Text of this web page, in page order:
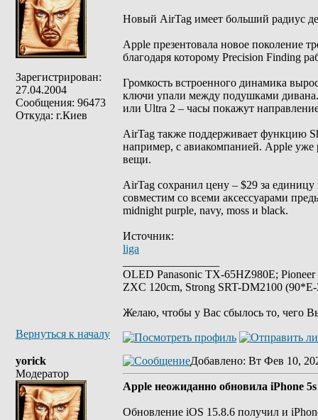
Зарегистрирован:
27.04.2004
Сообщения: 96473
Откуда: г.Киев
Новый AirTag имеет больший радиус
Apple презентовала новое поколение
благодаря которому Precision Finding
Громкость встроенного динамика
ключи упали между подушками дивана.
или Ultra 2 – часы покажут
AirTag также поддерживает функцию
например, с авиакомпанией. Apple уже
вещи.
AirTag сохранил цену – $29 за
совместим со всеми аксессуарами
midnight purple, navy, moss и black.
Источник:
liga
OLED Panasonic TX-65HZ980E;
ZXC 120cm, Strong SRT-DM2100
Желаю, чтобы у Вас сбылось то, чего
Вернуться к началу
yorick
Модератор
Добавлено: Вт Фев 10,
Apple неожиданно обновила iPhone 5s
Обновление iOS 15.8.6 получил и